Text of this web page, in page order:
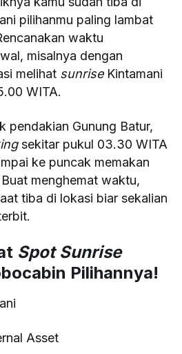
pilihanmu paling lambat
waktu
misalnya dengan
melihat sunrise Kintamani
WITA.
pendakian Gunung Batur,
sekitar pukul 03.30 WITA
ke puncak memakan
menghemat waktu,
tiba di lokasi biar sekalian
Spot Sunrise
Pilihannya!
Asset